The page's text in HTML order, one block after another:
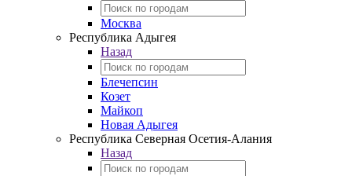
Москва
Республика Адыгея
Назад
Блечепсин
Козет
Майкоп
Новая Адыгея
Республика Северная Осетия-Алания
Назад